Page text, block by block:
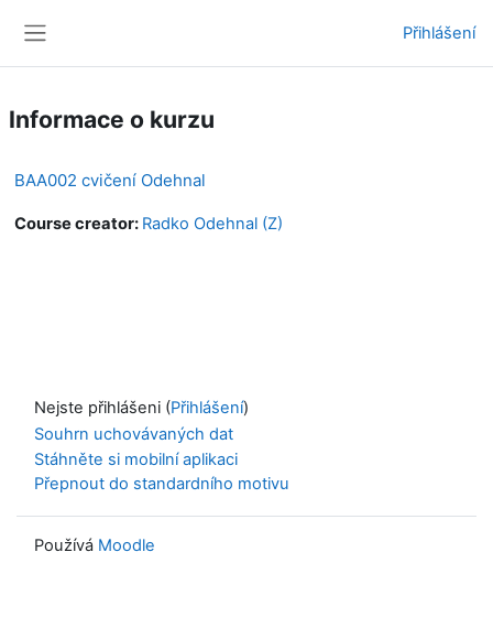
Přihlášení
Informace o kurzu
BAA002 cvičení Odehnal
Course creator: Radko Odehnal (Z)
Nejste přihlášeni (Přihlášení)
Souhrn uchovávaných dat
Stáhněte si mobilní aplikaci
Přepnout do standardního motivu
Používá Moodle